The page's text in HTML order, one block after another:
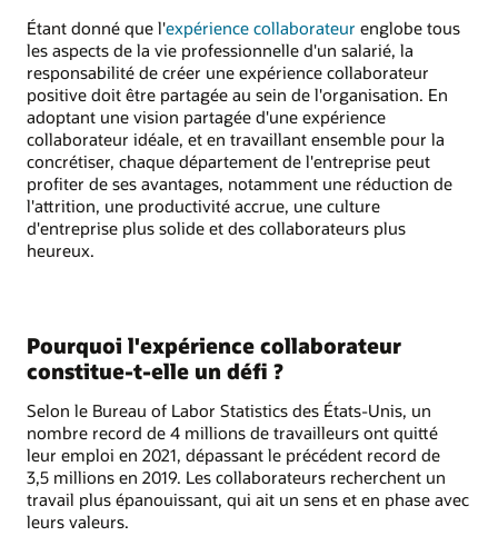
Étant donné que l'expérience collaborateur englobe tous
les aspects de la vie professionnelle d'un salarié, la
responsabilité de créer une expérience collaborateur
positive doit être partagée au sein de l'organisation. En
adoptant une vision partagée d'une expérience
collaborateur idéale, et en travaillant ensemble pour la
concrétiser, chaque département de l'entreprise peut
profiter de ses avantages, notamment une réduction de
l'attrition, une productivité accrue, une culture
d'entreprise plus solide et des collaborateurs plus
heureux.
Pourquoi l'expérience collaborateur
constitue-t-elle un défi ?
Selon le Bureau of Labor Statistics des États-Unis, un
nombre record de 4 millions de travailleurs ont quitté
leur emploi en 2021, dépassant le précédent record de
3,5 millions en 2019. Les collaborateurs recherchent un
travail plus épanouissant, qui ait un sens et en phase avec
leurs valeurs.